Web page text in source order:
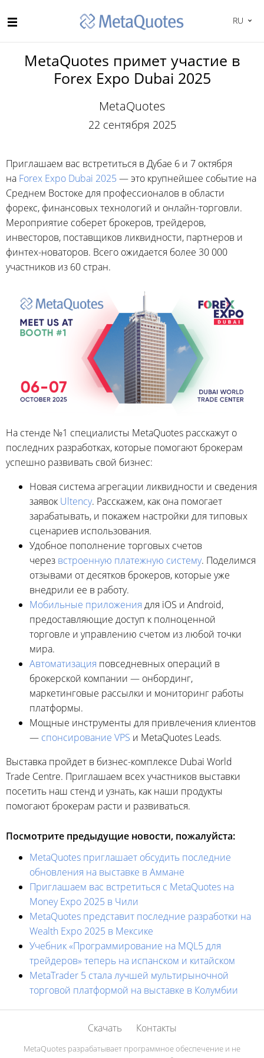
RU
MetaQuotes примет участие в
Forex Expo Dubai 2025
MetaQuotes
22 сентября 2025
Приглашаем вас встретиться в Дубае 6 и 7 октября
на Forex Expo Dubai 2025 — это крупнейшее событие на
Среднем Востоке для профессионалов в области
форекс, финансовых технологий и онлайн-торговли.
Мероприятие соберет брокеров, трейдеров,
инвесторов, поставщиков ликвидности, партнеров и
финтех-новаторов. Всего ожидается более 30 000
участников из 60 стран.
На стенде №1 специалисты MetaQuotes расскажут о
последних разработках, которые помогают брокерам
успешно развивать свой бизнес:
Новая система агрегации ликвидности и сведения
заявок Ultency. Расскажем, как она помогает
зарабатывать, и покажем настройки для типовых
сценариев использования.
Удобное пополнение торговых счетов
через встроенную платежную систему. Поделимся
отзывами от десятков брокеров, которые уже
внедрили ее в работу.
Мобильные приложения для iOS и Android,
предоставляющие доступ к полноценной
торговле и управлению счетом из любой точки
мира.
Автоматизация повседневных операций в
брокерской компании — онбординг,
маркетинговые рассылки и мониторинг работы
платформы.
Мощные инструменты для привлечения клиентов
— спонсирование VPS и MetaQuotes Leads.
Выставка пройдет в бизнес-комплексе Dubai World
Trade Centre. Приглашаем всех участников выставки
посетить наш стенд и узнать, как наши продукты
помогают брокерам расти и развиваться.
Посмотрите предыдущие новости, пожалуйста:
MetaQuotes приглашает обсудить последние
обновления на выставке в Аммане
Приглашаем вас встретиться с MetaQuotes на
Money Expo 2025 в Чили
MetaQuotes представит последние разработки на
Wealth Expo 2025 в Мексике
Учебник «Программирование на MQL5 для
трейдеров» теперь на испанском и китайском
MetaTrader 5 стала лучшей мультирыночной
торговой платформой на выставке в Колумбии
Скачать Контакты
MetaQuotes разрабатывает программное обеспечение и не